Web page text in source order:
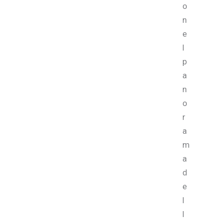
o
n
e
l
p
a
n
o
r
a
m
a
d
e
l
l